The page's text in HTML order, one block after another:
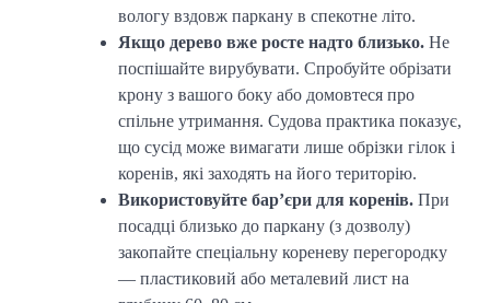
вологу вздовж паркану в спекотне літо.
Якщо дерево вже росте надто близько. Не
поспішайте вирубувати. Спробуйте обрізати
крону з вашого боку або домовтеся про
спільне утримання. Судова практика показує,
що сусід може вимагати лише обрізки гілок і
коренів, які заходять на його територію.
Використовуйте бар’єри для коренів. При
посадці близько до паркану (з дозволу)
закопайте спеціальну кореневу перегородку
— пластиковий або металевий лист на